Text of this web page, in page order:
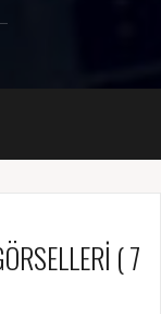
( 7